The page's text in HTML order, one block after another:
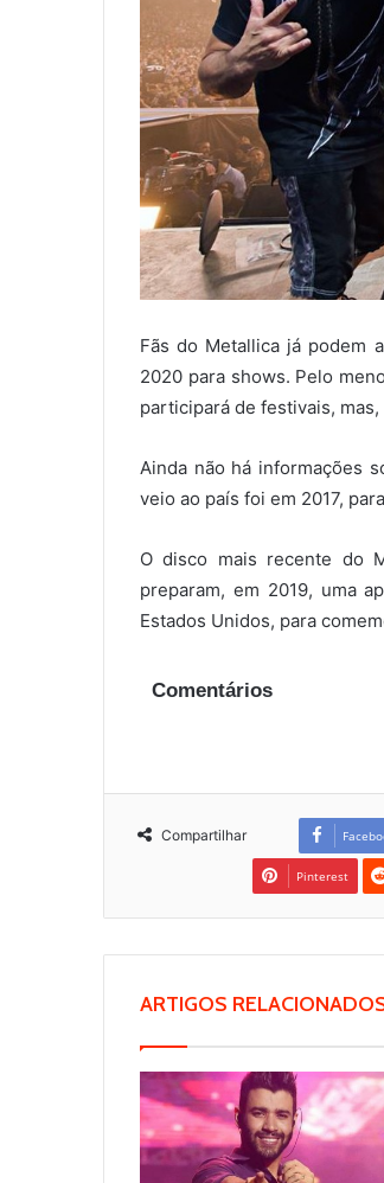
Fãs do Metallica já podem
2020 para shows. Pelo
participará de festivais,
Ainda não há informações
veio ao país foi em 2017,
O disco mais recente do
preparam, em 2019, uma
Estados Unidos, para
Comentários
Compartilhar
Pinterest
ARTIGOS